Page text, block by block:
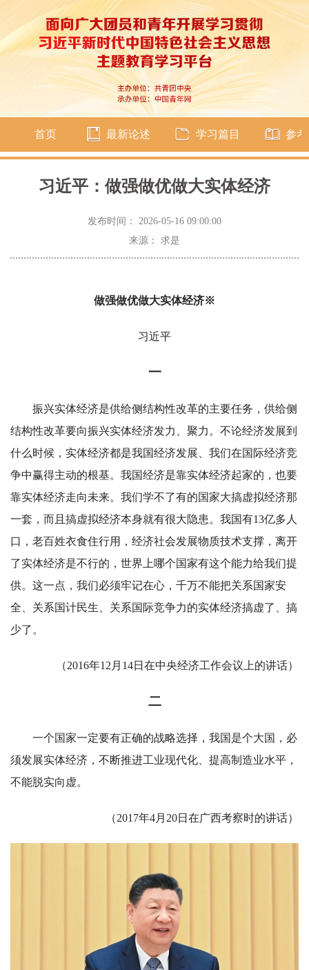
首页 最新论述 学习篇目 参
习近平：做强做优做大实体经济
发布时间： 2026-05-16 09:00:00
来源： 求是
做强做优做大实体经济※
习近平
一
振兴实体经济是供给侧结构性改革的主要任务，供给侧
结构性改革要向振兴实体经济发力、聚力。不论经济发展到
什么时候，实体经济都是我国经济发展、我们在国际经济竞
争中赢得主动的根基。我国经济是靠实体经济起家的，也要
靠实体经济走向未来。我们学不了有的国家大搞虚拟经济那
一套，而且搞虚拟经济本身就有很大隐患。我国有13亿多人
口，老百姓衣食住行用，经济社会发展物质技术支撑，离开
了实体经济是不行的，世界上哪个国家有这个能力给我们提
供。这一点，我们必须牢记在心，千万不能把关系国家安
全、关系国计民生、关系国际竞争力的实体经济搞虚了、搞
少了。
（2016年12月14日在中央经济工作会议上的讲话）
二
一个国家一定要有正确的战略选择，我国是个大国，必
须发展实体经济，不断推进工业现代化、提高制造业水平，
不能脱实向虚。
（2017年4月20日在广西考察时的讲话）